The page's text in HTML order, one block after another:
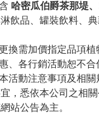
哈密瓜伯爵茶那堤
飲品、罐裝飲料、
換需加價指定品項
、各行銷活動恕不合
活動注意事項及相
，悉依本公司之相
站公告為主。